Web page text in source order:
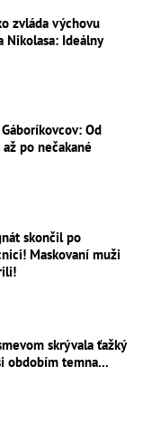
zvláda výchovu
Nikolasa: Ideálny
Od
po nečakané
skončil po
Maskovaní muži
skrývala ťažký
obdobím temna...